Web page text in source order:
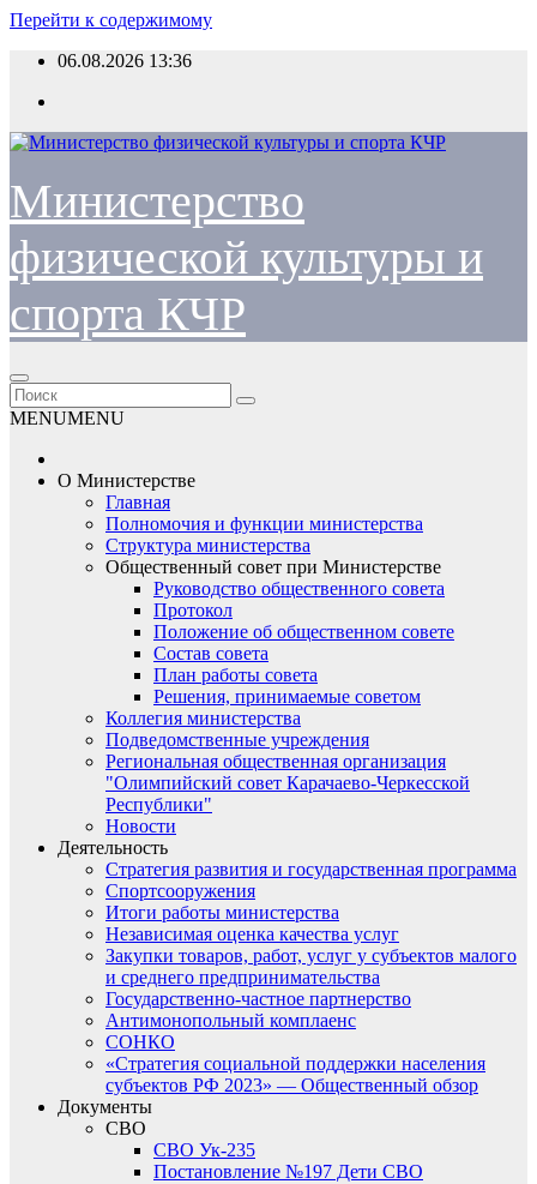
Перейти к содержимому
06.08.2026 13:36
Министерство
физической культуры и
спорта КЧР
MENUMENU
О Министерстве
Главная
Полномочия и функции министерства
Структура министерства
Общественный совет при Министерстве
Руководство общественного совета
Протокол
Положение об общественном совете
Состав совета
План работы совета
Решения, принимаемые советом
Коллегия министерства
Подведомственные учреждения
Региональная общественная организация
"Олимпийский совет Карачаево-Черкесской
Республики"
Новости
Деятельность
Стратегия развития и государственная программа
Спортсооружения
Итоги работы министерства
Независимая оценка качества услуг
Закупки товаров, работ, услуг у субъектов малого
и среднего предпринимательства
Государственно-частное партнерство
Антимонопольный комплаенс
СОНКО
«Стратегия социальной поддержки населения
субъектов РФ 2023» — Общественный обзор
Документы
СВО
СВО Ук-235
Постановление №197 Дети СВО